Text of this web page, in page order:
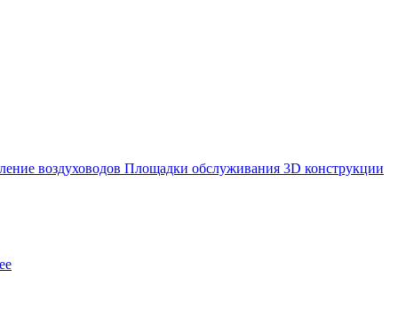
воздуховодов Площадки обслуживания 3D конструкции